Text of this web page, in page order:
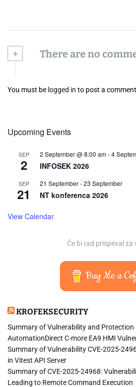
+ There are no
You must be logged in to post a
Upcoming Events
SEP
2
2 September @ 8:00 am-4
INFOSEK 2026
SEP
21
21 September-23 September
NT konferenca 2026
View Calendar
Če bi rad prispeval za
Buy Me a
KROFEKSECURITY
Summary of Vulnerability and Protection
AutomationDirect C-more EA9 HMI
Summary of Vulnerability CVE-2025-
in Vitest API Server
Summary of CVE-2025-24968:
Leading to Remote Command Execution